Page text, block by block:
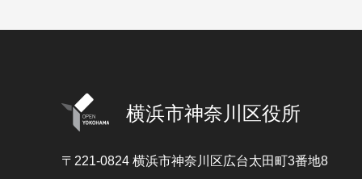
横浜市神奈川区役所
〒221-0824 横浜市神奈川区広台太田町3番地8